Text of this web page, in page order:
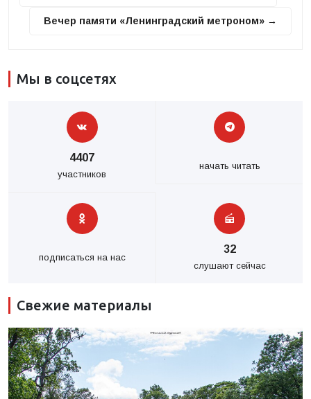
Вечер памяти «Ленинградский метроном» →
Мы в соцсетях
4407
участников
начать читать
подписаться на нас
32
слушают сейчас
Свежие материалы